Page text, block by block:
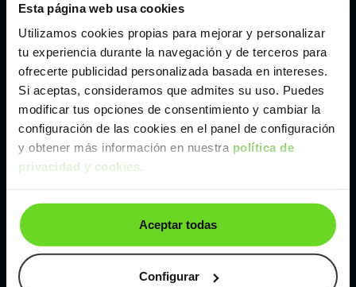
Esta página web usa cookies
Utilizamos cookies propias para mejorar y personalizar
tu experiencia durante la navegación y de terceros para
ofrecerte publicidad personalizada basada en intereses.
Si aceptas, consideramos que admites su uso. Puedes
modificar tus opciones de consentimiento y cambiar la
configuración de las cookies en el panel de configuración
y obtener más información en nuestra política de
privacidad y cookies.
Aceptar todas
Configurar
Málaga
Valencia
Zaragoza
Ver Volkswagen Up! de segunda mano y ocasión
Volkswagen Up! de segunda mano y ocasión